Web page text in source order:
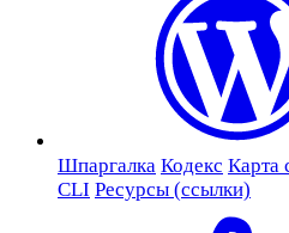
Шпаргалка Кодекс Карта
CLI Ресурсы (ссылки)